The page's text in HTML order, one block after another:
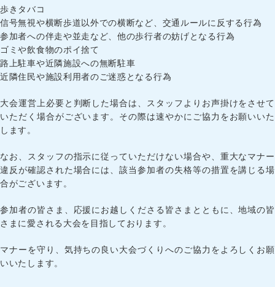
歩きタバコ
信号無視や横断歩道以外での横断など、交通ルールに反する行為
参加者への伴走や並走など、他の歩行者の妨げとなる行為
ゴミや飲食物のポイ捨て
路上駐車や近隣施設への無断駐車
近隣住民や施設利用者のご迷惑となる行為
大会運営上必要と判断した場合は、スタッフよりお声掛けをさせて
いただく場合がございます。その際は速やかにご協力をお願いいた
します。
なお、スタッフの指示に従っていただけない場合や、重大なマナー
違反が確認された場合には、該当参加者の失格等の措置を講じる場
合がございます。
参加者の皆さま、応援にお越しくださる皆さまとともに、地域の皆
さまに愛される大会を目指しております。
マナーを守り、気持ちの良い大会づくりへのご協力をよろしくお願
いいたします。